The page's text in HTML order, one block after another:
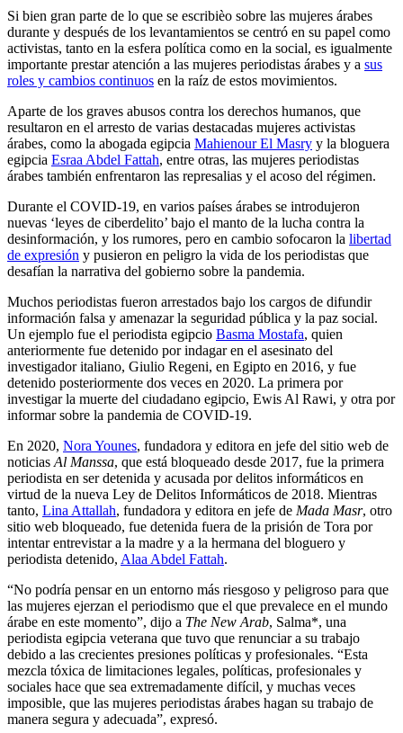
Si bien gran parte de lo que se escribièo sobre las mujeres árabes
durante y después de los levantamientos se centró en su papel como
activistas, tanto en la esfera política como en la social, es igualmente
importante prestar atención a las mujeres periodistas árabes y a sus
roles y cambios continuos en la raíz de estos movimientos.
Aparte de los graves abusos contra los derechos humanos, que
resultaron en el arresto de varias destacadas mujeres activistas
árabes, como la abogada egipcia Mahienour El Masry y la bloguera
egipcia Esraa Abdel Fattah, entre otras, las mujeres periodistas
árabes también enfrentaron las represalias y el acoso del régimen.
Durante el COVID-19, en varios países árabes se introdujeron
nuevas ‘leyes de ciberdelito’ bajo el manto de la lucha contra la
desinformación, y los rumores, pero en cambio sofocaron la libertad
de expresión y pusieron en peligro la vida de los periodistas que
desafían la narrativa del gobierno sobre la pandemia.
Muchos periodistas fueron arrestados bajo los cargos de difundir
información falsa y amenazar la seguridad pública y la paz social.
Un ejemplo fue el periodista egipcio Basma Mostafa, quien
anteriormente fue detenido por indagar en el asesinato del
investigador italiano, Giulio Regeni, en Egipto en 2016, y fue
detenido posteriormente dos veces en 2020. La primera por
investigar la muerte del ciudadano egipcio, Ewis Al Rawi, y otra por
informar sobre la pandemia de COVID-19.
En 2020, Nora Younes, fundadora y editora en jefe del sitio web de
noticias Al Manssa, que está bloqueado desde 2017, fue la primera
periodista en ser detenida y acusada por delitos informáticos en
virtud de la nueva Ley de Delitos Informáticos de 2018. Mientras
tanto, Lina Attallah, fundadora y editora en jefe de Mada Masr, otro
sitio web bloqueado, fue detenida fuera de la prisión de Tora por
intentar entrevistar a la madre y a la hermana del bloguero y
periodista detenido, Alaa Abdel Fattah.
“No podría pensar en un entorno más riesgoso y peligroso para que
las mujeres ejerzan el periodismo que el que prevalece en el mundo
árabe en este momento”, dijo a The New Arab, Salma*, una
periodista egipcia veterana que tuvo que renunciar a su trabajo
debido a las crecientes presiones políticas y profesionales. “Esta
mezcla tóxica de limitaciones legales, políticas, profesionales y
sociales hace que sea extremadamente difícil, y muchas veces
imposible, que las mujeres periodistas árabes hagan su trabajo de
manera segura y adecuada”, expresó.